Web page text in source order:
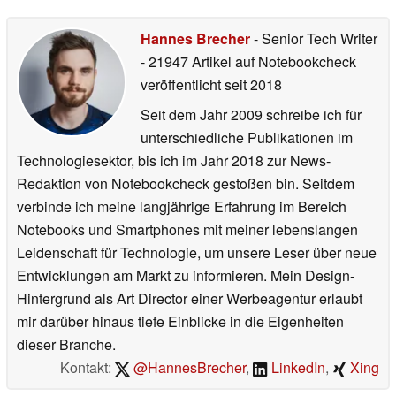
Hannes Brecher- Senior Tech Writer
- 21947 Artikel auf Notebookcheck
veröffentlichtseit 2018
Seit dem Jahr 2009 schreibe ich für
unterschiedliche Publikationen im
Technologiesektor, bis ich im Jahr 2018 zur News-
Redaktion von Notebookcheck gestoßen bin. Seitdem
verbinde ich meine langjährige Erfahrung im Bereich
Notebooks und Smartphones mit meiner lebenslangen
Leidenschaft für Technologie, um unsere Leser über neue
Entwicklungen am Markt zu informieren. Mein Design-
Hintergrund als Art Director einer Werbeagentur erlaubt
mir darüber hinaus tiefe Einblicke in die Eigenheiten
dieser Branche.
Kontakt:
@HannesBrecher, LinkedIn, Xing